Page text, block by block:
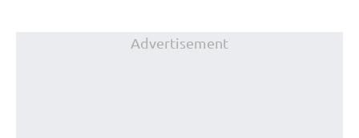
Advertisement